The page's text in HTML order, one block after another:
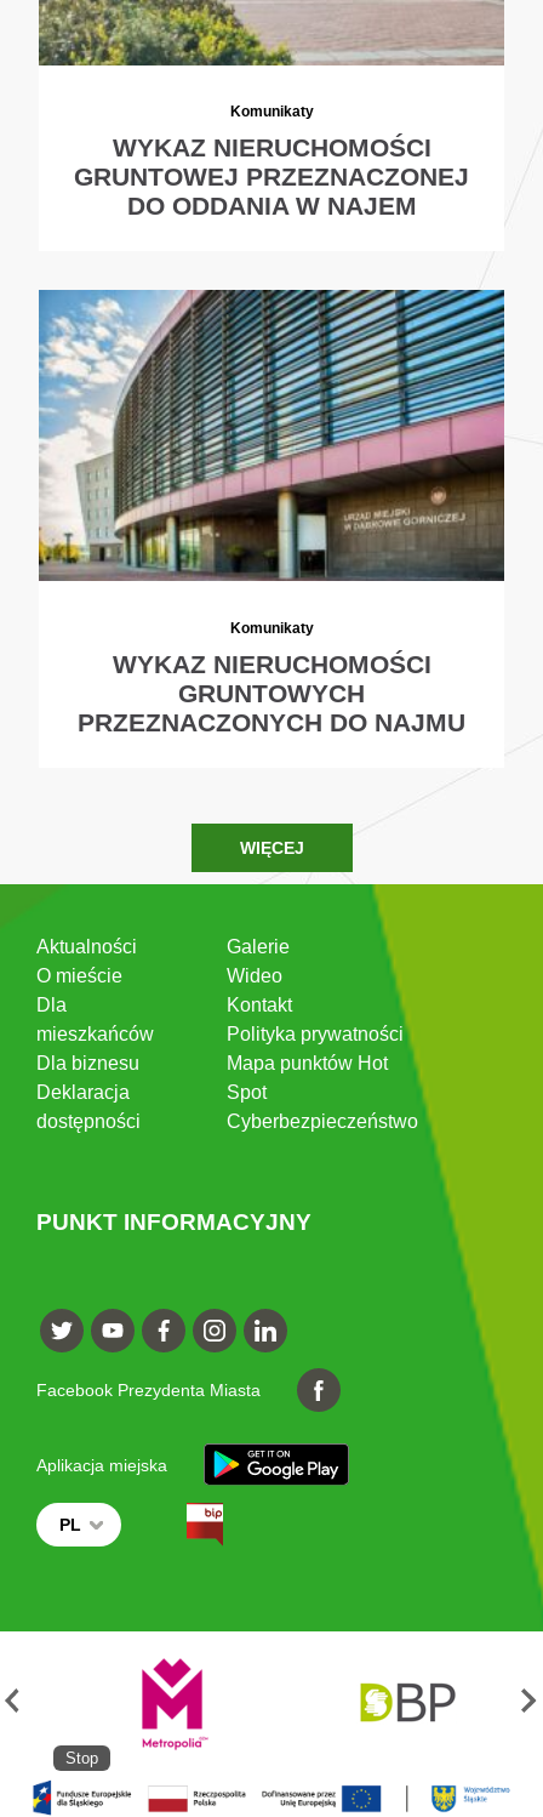
Komunikaty
WYKAZ NIERUCHOMOŚCI
GRUNTOWEJ PRZEZNACZONEJ
DO ODDANIA W NAJEM
Komunikaty
WYKAZ NIERUCHOMOŚCI
GRUNTOWYCH
PRZEZNACZONYCH DO NAJMU
WIĘCEJ
Aktualności
O mieście
Dla
mieszkańców
Dla biznesu
Deklaracja
dostępności
Galerie
Wideo
Kontakt
Polityka prywatności
Mapa punktów Hot
Spot
Cyberbezpieczeństwo
PUNKT INFORMACYJNY
Facebook Prezydenta Miasta
Aplikacja miejska
PL
Stop